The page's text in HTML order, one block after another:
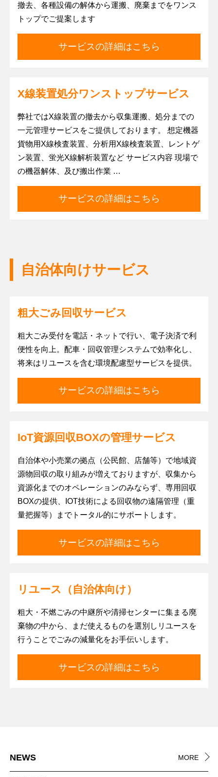
撤去、各種設備の解体から運搬、廃棄までをワンス
トップでご提案します
サービスの詳細はこちら
X線装置処分ワンストップサービス
弊社ではX線装置の撤去から収集運搬、処分までの
一元管理サービスをご提供しております。 想定機器
貨物用X線検査装置、分析用X線検査装置、レントゲ
ン装置、蛍光X線解析装置など サービス内容 現場で
の機器解体、及び搬出作業 …
サービスの詳細はこちら
自治体向けサービス
粗大ごみ回収サービス
粗大ごみ受付を電話・ネットで行い、電子決済で利
便性を向上。配車・回収管理システムで効率化し、
将来はリユースを含む環境配慮型サービスを提供。
サービスの詳細はこちら
IoT資源回収BOXの管理サービス
自治体や小売業の拠点（公民館、店舗等）で地域資
源物回収の取り組みが増えておりますが、収集から
資源化までのオペレーションのみならず、専用回収
BOXの提供、IOT技術による回収物の遠隔管理（重
量把握等）までトータル的にサポートします。
サービスの詳細はこちら
リユース（自治体向け）
粗大・不燃ごみの中継所や清掃センターに集まる廃
棄物の中から、まだ使えるものを選別しリユースを
行うことでごみの減量化をお手伝いします。
サービスの詳細はこちら
NEWS MORE